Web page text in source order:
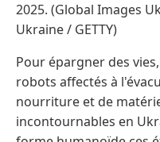
2025. (Global Images
Ukraine / GETTY)
Pour épargner des
robots affectés à
nourriture et de
incontournables en